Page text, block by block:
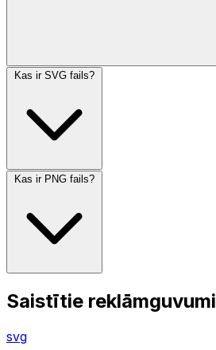
Kas ir SVG fails?
Kas ir PNG fails?
Saistītie reklāmguvumi
svg